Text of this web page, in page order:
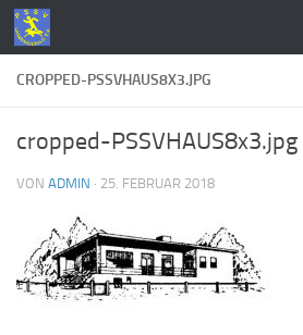
Zum Inhalt springen
CROPPED-PSSVHAUS8X3.JPG
cropped-PSSVHAUS8x3.jpg
VON ADMIN · 25. FEBRUAR 2018